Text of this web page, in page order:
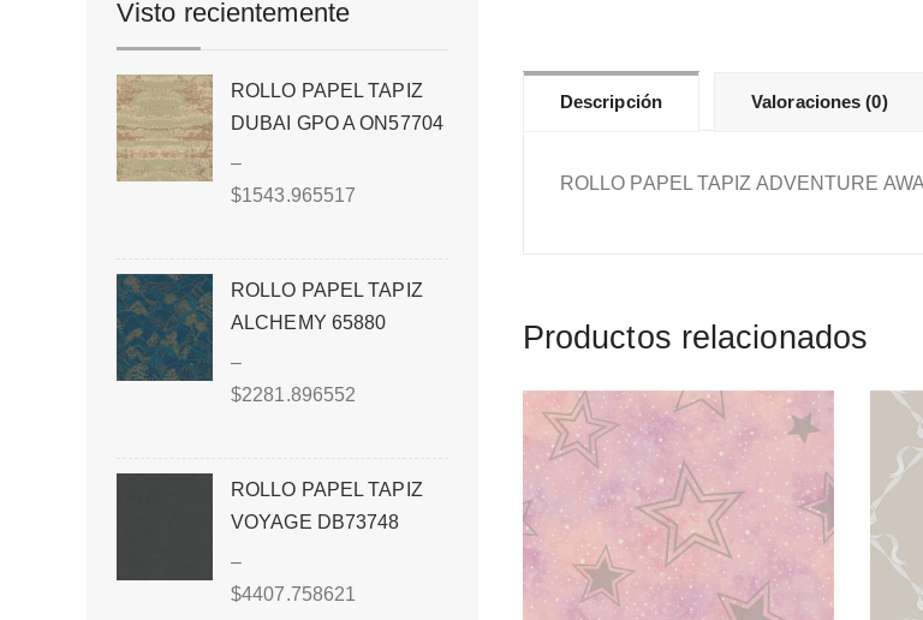
Descripción Valoraciones (0)
ROLLO PAPEL TAPIZ ADVENTURE
Productos relacionados
Visto recientemente
ROLLO PAPEL TAPIZ
DUBAI GPO A ON57704
–
$1543.965517
ROLLO PAPEL TAPIZ
ALCHEMY 65880
–
$2281.896552
ROLLO PAPEL TAPIZ
VOYAGE DB73748
–
$4407.758621